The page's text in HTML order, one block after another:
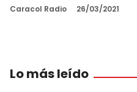
Caracol Radio 26/03/2021
Lo más leído